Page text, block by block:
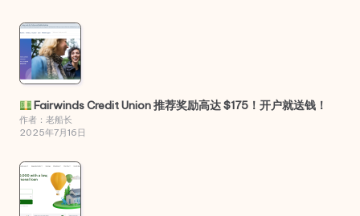
Fairwinds Credit Union 推荐奖励高达 $175！开户就送钱！
作者：老船长
2025年7月16日